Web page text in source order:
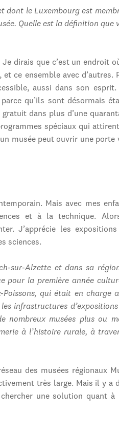
dont le Luxembourg est
Quelle est la définition que
dirais que c’est un endroit
ce ensemble avec d’autres.
aussi dans son esprit.
qu’ils sont désormais
dans plus d’une
spéciaux qui
musée peut ouvrir une porte
Mais avec mes
et à la technique.
J’apprécie les
sciences.
sur-Alzette et dans sa
pour la première année
qui était en charge
infrastructures
nombreux musées plus ou
à l’histoire rurale, à
des musées régionaux
très large. Mais il y a
une solution quant à